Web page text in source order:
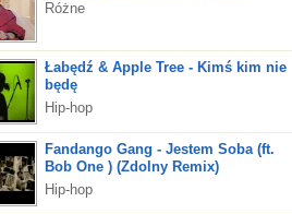
Różne
Łabędź & Apple Tree - Kimś kim nie
będę
Hip-hop
Fandango Gang - Jestem Soba (ft.
Bob One ) (Zdolny Remix)
Hip-hop